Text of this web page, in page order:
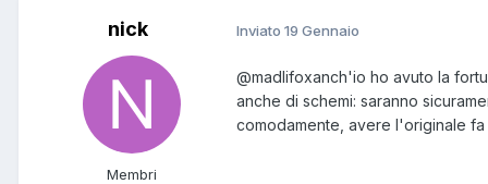
nick
Membri
Inviato 19 Gennaio
@madlifoxanch'io ho avuto la
anche di schemi: saranno
comodamente, avere l'originale